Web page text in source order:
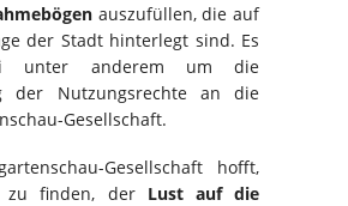
auszufüllen, die auf
der Stadt hinterlegt sind. Es
unter anderem um die
der Nutzungsrechte an die
Gesellschaft.
Gesellschaft hofft,
zu finden, der Lust auf die